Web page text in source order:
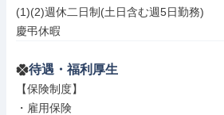
(1)(2)週休二日制(土日含む週5日勤務)
慶弔休暇
待遇・福利厚生
【保険制度】
・雇用保険